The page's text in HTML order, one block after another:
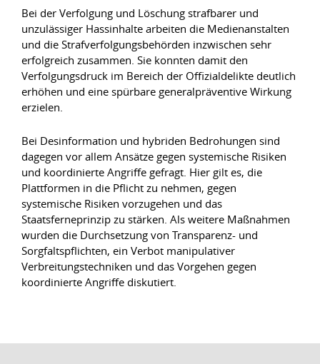
Bei der Verfolgung und Löschung strafbarer und
unzulässiger Hassinhalte arbeiten die Medienanstalten
und die Strafverfolgungsbehörden inzwischen sehr
erfolgreich zusammen. Sie konnten damit den
Verfolgungsdruck im Bereich der Offizialdelikte deutlich
erhöhen und eine spürbare generalpräventive Wirkung
erzielen.
Bei Desinformation und hybriden Bedrohungen sind
dagegen vor allem Ansätze gegen systemische Risiken
und koordinierte Angriffe gefragt. Hier gilt es, die
Plattformen in die Pflicht zu nehmen, gegen
systemische Risiken vorzugehen und das
Staatsferneprinzip zu stärken. Als weitere Maßnahmen
wurden die Durchsetzung von Transparenz- und
Sorgfaltspflichten, ein Verbot manipulativer
Verbreitungstechniken und das Vorgehen gegen
koordinierte Angriffe diskutiert.